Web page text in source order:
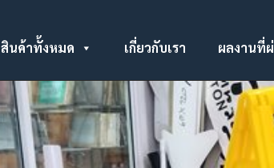
สินค้าทั้งหมด เกี่ยวกับเรา ผลงานที่